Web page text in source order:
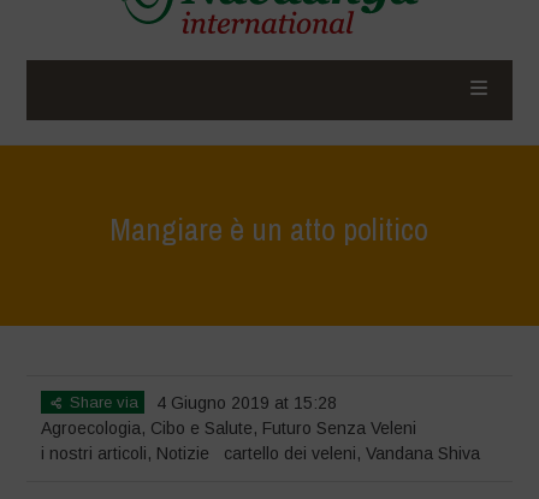
Mangiare è un atto politico
Share via
4 Giugno 2019 at 15:28
Agroecologia, Cibo e Salute, Futuro Senza Veleni
i nostri articoli, Notizie cartello dei veleni,Vandana Shiva